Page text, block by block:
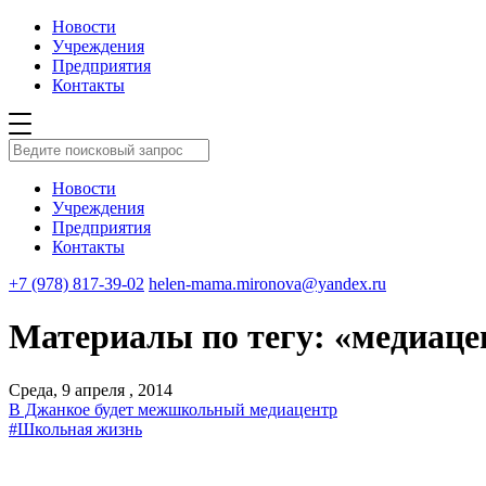
Новости
Учреждения
Предприятия
Контакты
Новости
Учреждения
Предприятия
Контакты
+7 (978) 817-39-02 helen-mama.mironova@yandex.ru
Материалы по тегу:
Среда, 9 апреля , 2014
В Джанкое будет межшкольный медиацентр
#Школьная жизнь